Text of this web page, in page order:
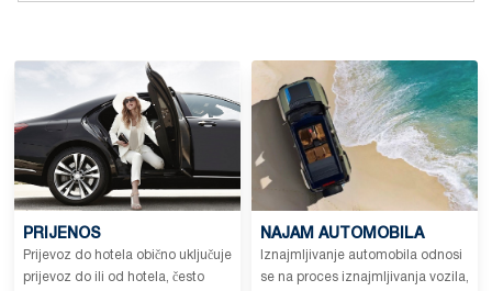
PRIJENOS
Prijevoz do hotela obično uključuje
prijevoz do ili od hotela, često
NAJAM AUTOMOBILA
Iznajmljivanje automobila odnosi
se na proces iznajmljivanja vozila,